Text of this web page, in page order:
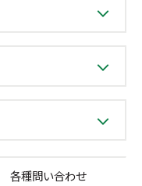
各種問い合わせ